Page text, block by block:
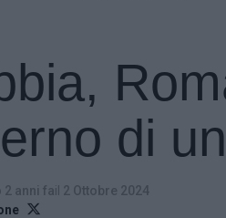
di
2 anni fail 2 Ottobre 2024